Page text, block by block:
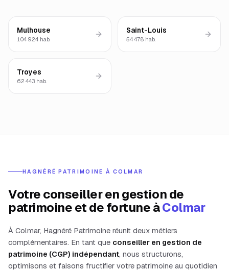
Mulhouse
104 924 hab.
Saint-Louis
54 478 hab.
Troyes
62 443 hab.
HAGNÉRÉ PATRIMOINE À COLMAR
Votre conseiller en gestion de
patrimoine et de fortune àColmar
À Colmar, Hagnéré Patrimoine réunit deux métiers
complémentaires. En tant que conseiller en gestion de
patrimoine (CGP) indépendant, nous structurons,
optimisons et faisons fructifier votre patrimoine au quotidien